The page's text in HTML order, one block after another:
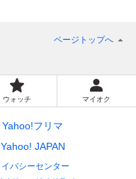
ページトップへ
ウォッチ マイオク
Yahoo!フリマ
Yahoo! JAPAN
イバシーセンター